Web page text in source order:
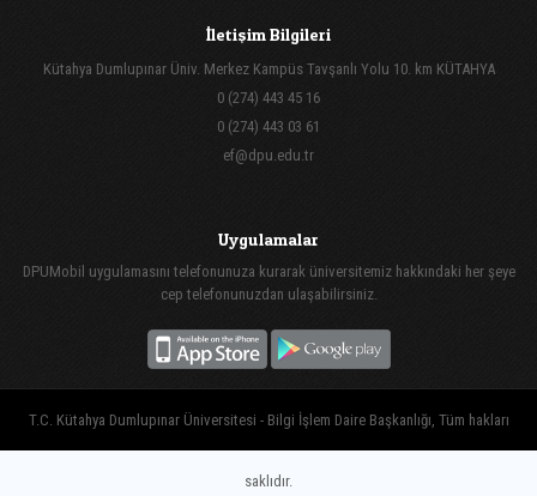
İletişim Bilgileri
Kütahya Dumlupınar Üniv. Merkez Kampüs Tavşanlı Yolu 10. km KÜTAHYA
0 (274) 443 45 16
0 (274) 443 03 61
ef@dpu.edu.tr
Uygulamalar
DPUMobil uygulamasını telefonunuza kurarak üniversitemiz hakkındaki her şeye
cep telefonunuzdan ulaşabilirsiniz.
T.C. Kütahya Dumlupınar Üniversitesi - Bilgi İşlem Daire Başkanlığı, Tüm hakları
saklıdır.